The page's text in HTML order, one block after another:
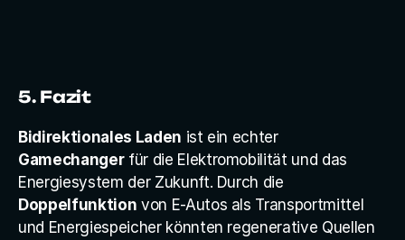
5. Fazit
Bidirektionales Laden
ist ein echter
Gamechanger für die Elektromobilität und das
Doppelfunktion von E-Autos als Transportmittel
und Energiespeicher könnten regenerative Quellen